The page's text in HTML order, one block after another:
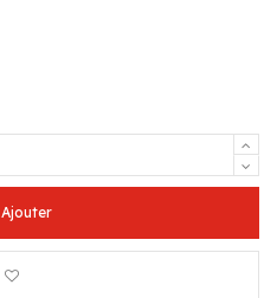
Ajouter